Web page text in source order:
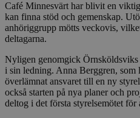
Café Minnesvärt har blivit en
kan finna stöd och gemenskap.
anhöriggrupp mötts veckovis,
deltagarna.
Nyligen genomgick
i sin ledning. Anna Berggren, som
överlämnat ansvaret till en ny
också starten på nya planer och
deltog i det första styrelsemötet för